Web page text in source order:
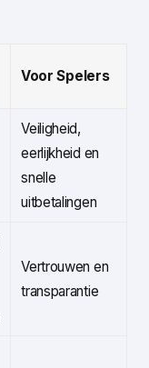
Voor Spelers
Veiligheid,
eerlijkheid en
snelle
uitbetalingen
Vertrouwen en
transparantie